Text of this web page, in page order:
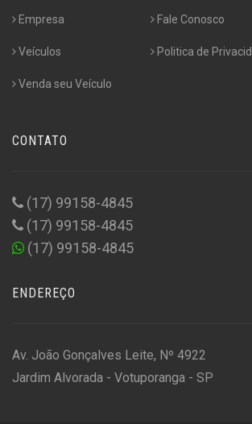
Empresa
Veículos
Venda seu Veículo
Fale Conosco
Politica de
CONTATO
(17) 99158-4845
(17) 99158-4845
(17) 99158-4845
ENDEREÇO
Av. João Gonçalves Leite, Nº 4922
Jardim Alvorada - Votuporanga - SP